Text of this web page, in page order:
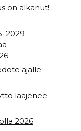
on alkanut!
–
ajalle
laajenee
2026